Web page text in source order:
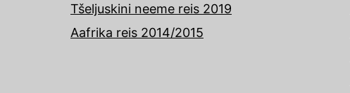
Tšeljuskini neeme reis 2019
Aafrika reis 2014/2015